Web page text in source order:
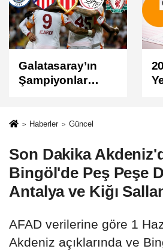
2025-YKS
Yerleştirme
Sonuçlar
Açıldı
Haberler Güncel
Son Dakika
Bingöl'de Peş Peşe
Antalya ve Kiğı
AFAD verilerine göre 1
Akdeniz açıklarında ve